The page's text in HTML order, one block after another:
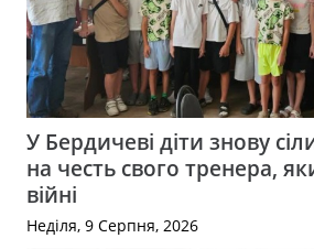
У Бердичеві діти знову
на честь свого тренера,
війні
Неділя, 9 Серпня, 2026